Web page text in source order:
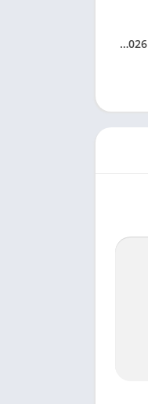
تحميل برنامج Mivo مهكر 2026 (مفتوح بالكامل) احدث اصدار